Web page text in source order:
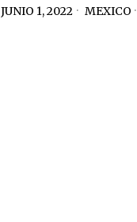
JUNIO 1, 2022 MEXICO ·